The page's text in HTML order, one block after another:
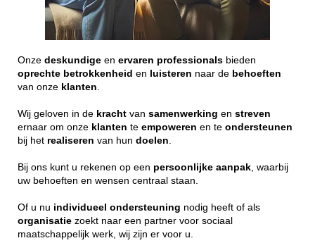
Onze deskundige en ervaren professionals bieden
oprechte betrokkenheid en luisteren naar de behoeften
van onze klanten
Wij geloven in de kracht van samenwerking en streven
ernaar om onze klanten te empoweren en te ondersteunen
bij het realiseren van hun doelen
Bij ons kunt u rekenen op een persoonlijke aanpak , waarbij
uw behoeften en wensen centraal staan.
Of u nu individueel ondersteuning nodig heeft of als
organisatie zoekt naar een partner voor sociaal
maatschappelijk werk, wij zijn er voor u.